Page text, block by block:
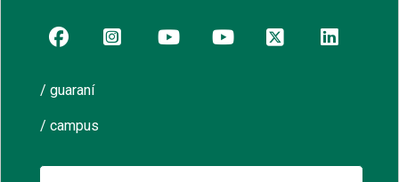
/ guaraní
/ campus
Buscar: